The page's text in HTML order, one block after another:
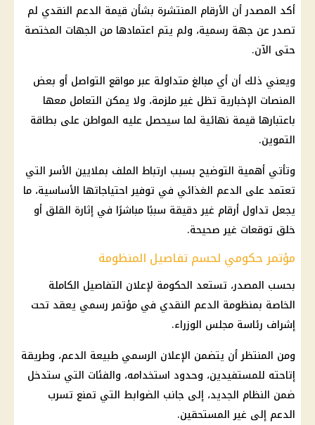
أكد المصدر أن الأرقام المنتشرة بشأن قيمة الدعم النقدي لم
تصدر عن جهة رسمية، ولم يتم اعتمادها من الجهات المختصة
حتى الآن.
ويعني ذلك أن أي مبالغ متداولة عبر مواقع التواصل أو بعض
المنصات الإخبارية تظل غير ملزمة، ولا يمكن التعامل معها
باعتبارها قيمة نهائية لما سيحصل عليه المواطن على بطاقة
التموين.
وتأتي أهمية التوضيح بسبب ارتباط الملف بملايين الأسر التي
تعتمد على الدعم الغذائي في توفير احتياجاتها الأساسية، ما
يجعل تداول أرقام غير دقيقة سببًا مباشرًا في إثارة القلق أو
خلق توقعات غير صحيحة.
مؤتمر حكومي لحسم تفاصيل المنظومة
بحسب المصدر، تستعد الحكومة لإعلان التفاصيل الكاملة
الخاصة بمنظومة الدعم النقدي في مؤتمر رسمي يعقد تحت
إشراف رئاسة مجلس الوزراء.
ومن المنتظر أن يتضمن الإعلان الرسمي طبيعة الدعم، وطريقة
إتاحته للمستفيدين، وحدود استخدامه، والفئات التي ستدخل
ضمن النظام الجديد، إلى جانب الضوابط التي تمنع تسرب
الدعم إلى غير المستحقين.